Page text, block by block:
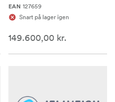
EAN 127659
Snart på lager igen
149.600,00 kr.